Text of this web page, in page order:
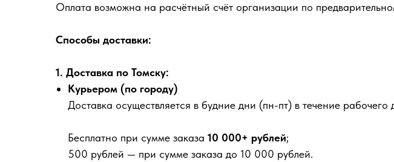
Оплата возможна на расчётный счёт организации по
Способы доставки:
1. Доставка по Томску:
Курьером (по городу)
Доставка осуществляется в будние дни (пн-пт) в течение рабочего
Бесплатно при сумме заказа 10 000+ рублей;
500 рублей — при сумме заказа до 10 000 рублей.